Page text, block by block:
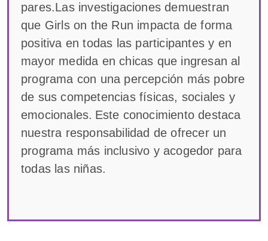
pares.Las investigaciones demuestran
que Girls on the Run impacta de forma
positiva en todas las participantes y en
mayor medida en chicas que ingresan al
programa con una percepción más pobre
de sus competencias físicas, sociales y
emocionales. Este conocimiento destaca
nuestra responsabilidad de ofrecer un
programa más inclusivo y acogedor para
todas las niñas.